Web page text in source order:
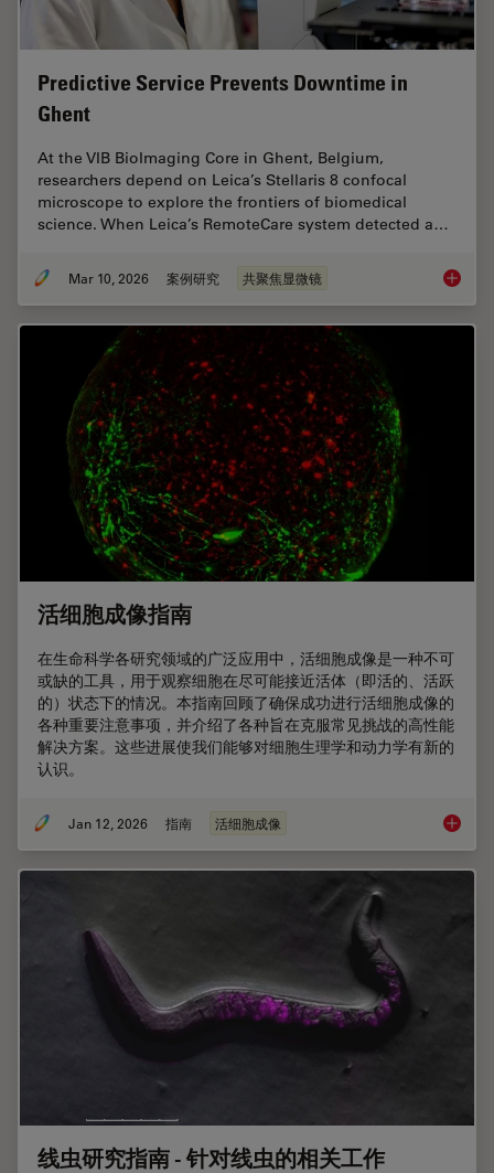
Predictive Service Prevents Downtime in
Ghent
At the VIB BioImaging Core in Ghent, Belgium,
researchers depend on Leica’s Stellaris 8 confocal
microscope to explore the frontiers of biomedical
science. When Leica’s RemoteCare system detected a…
Mar 10, 2026 案例研究 共聚焦显微镜
活细胞成像指南
在生命科学各研究领域的广泛应用中，活细胞成像是一种不可
或缺的工具，用于观察细胞在尽可能接近活体（即活的、活跃
的）状态下的情况。本指南回顾了确保成功进行活细胞成像的
各种重要注意事项，并介绍了各种旨在克服常见挑战的高性能
解决方案。这些进展使我们能够对细胞生理学和动力学有新的
认识。
Jan 12, 2026 指南 活细胞成像 活细胞
线虫研究指南 - 针对线虫的相关工作